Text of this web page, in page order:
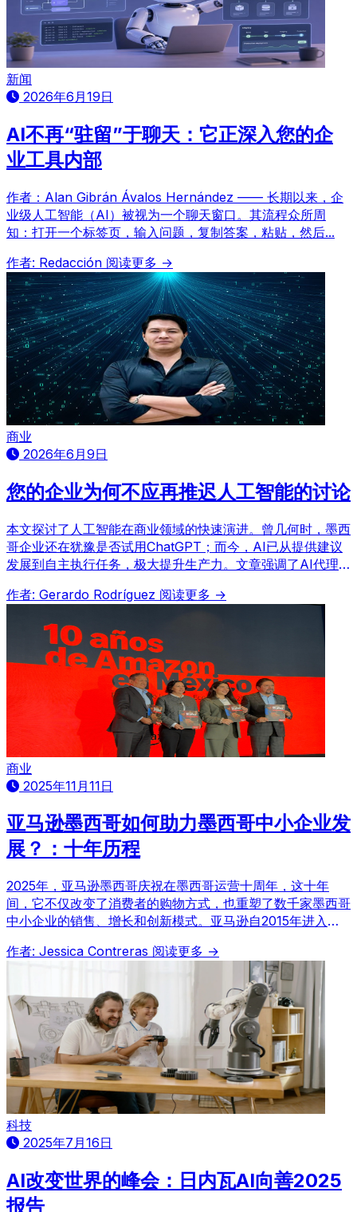
新闻
2026年6月19日
AI不再“驻留”于聊天：它正深入您的企
业工具内部
作者：Alan Gibrán Ávalos Hernández —— 长期以来，企
业级人工智能（AI）被视为一个聊天窗口。其流程众所周
知：打开一个标签页，输入问题，复制答案，粘贴，然后...
作者: Redacción 阅读更多 →
商业
2026年6月9日
您的企业为何不应再推迟人工智能的讨论
本文探讨了人工智能在商业领域的快速演进。曾几何时，墨西
哥企业还在犹豫是否试用ChatGPT；而今，AI已从提供建议
发展到自主执行任务，极大提升生产力。文章强调了AI代理
出企业领导者现在必须积极面对这一挑战，而不是推迟行动。
作者: Gerardo Rodríguez 阅读更多 →
商业
2025年11月11日
亚马逊墨西哥如何助力墨西哥中小企业发
展？：十年历程
2025年，亚马逊墨西哥庆祝在墨西哥运营十周年，这十年
间，它不仅改变了消费者的购物方式，也重塑了数千家墨西哥
中小企业的销售、增长和创新模式。亚马逊自2015年进入墨
字化转型并为当地人才创造机遇。
作者: Jessica Contreras 阅读更多 →
科技
2025年7月16日
AI改变世界的峰会：日内瓦AI向善2025
报告